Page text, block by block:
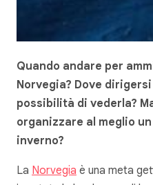
Quando andare per
Norvegia? Dove
possibilità di vederla?
organizzare al meglio
inverno?
La Norvegia è una meta